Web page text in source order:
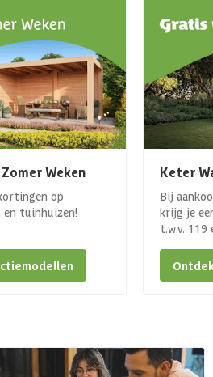
Weken
op
en tuinhuizen!
Keter
Bij
krijg je
t.w.v. 119